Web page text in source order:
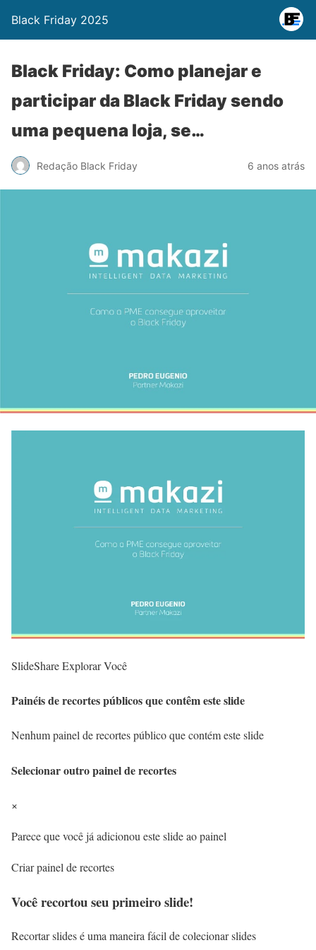
Black Friday 2025
Black Friday: Como planejar e
participar da Black Friday sendo
uma pequena loja, se…
Redação Black Friday 6 anos atrás
SlideShareExplorarVocê
Painéis de recortes públicos que contêm este slide
Nenhum painel de recortes público que contém este slide
Selecionar outro painel de recortes
×
Parece que você já adicionou este slide ao painel
Criar painel de recortes
Você recortou seu primeiro slide!
Recortar slides é uma maneira fácil de colecionar slides